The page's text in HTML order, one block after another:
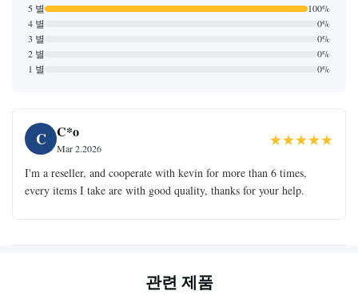
5 별
100%
4 별
0%
3 별
0%
2 별
0%
1 별
0%
C C*o
Mar 2.2026
★★★★★
I'm a reseller, and cooperate with kevin for more than 6 times,
every items I take are with good quality, thanks for your help.
관련 제품